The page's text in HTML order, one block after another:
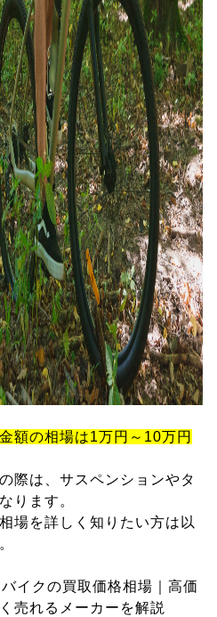
額の相場は1万円～10万円
際は、サスペンションやタ
ります。
場を詳しく知りたい方は以
イクの買取価格相場｜高価
売れるメーカーを解説